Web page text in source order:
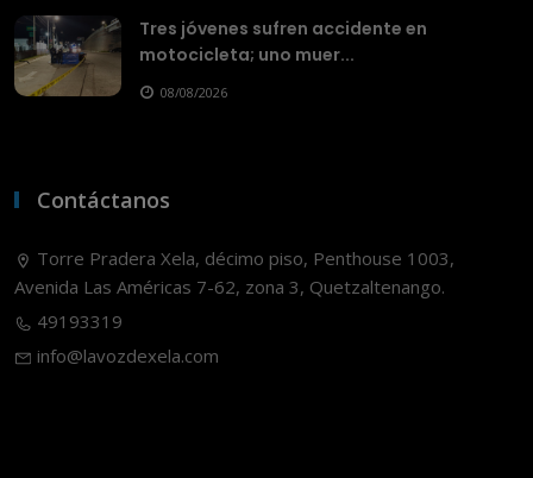
Tres jóvenes sufren accidente en
motocicleta; uno muer...
08/08/2026
Contáctanos
Torre Pradera Xela, décimo piso, Penthouse 1003,
Avenida Las Américas 7-62, zona 3, Quetzaltenango.
49193319
info@lavozdexela.com